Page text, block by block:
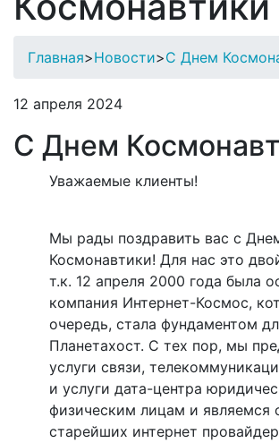
Главная>Новости>С Днем
12 апреля 2024
С Днем
Уважаемые клиенты!
Мы рады поздравить вас с
Космонавтики! Для нас это
т.к. 12 апреля 2000 года была
компания Интернет-Космос,
очередь, стала фундаментом
Планетахост. C тех пор, мы
услуги связи,
и услуги дата-центра
физическим лицам и являемся
старейших интернет